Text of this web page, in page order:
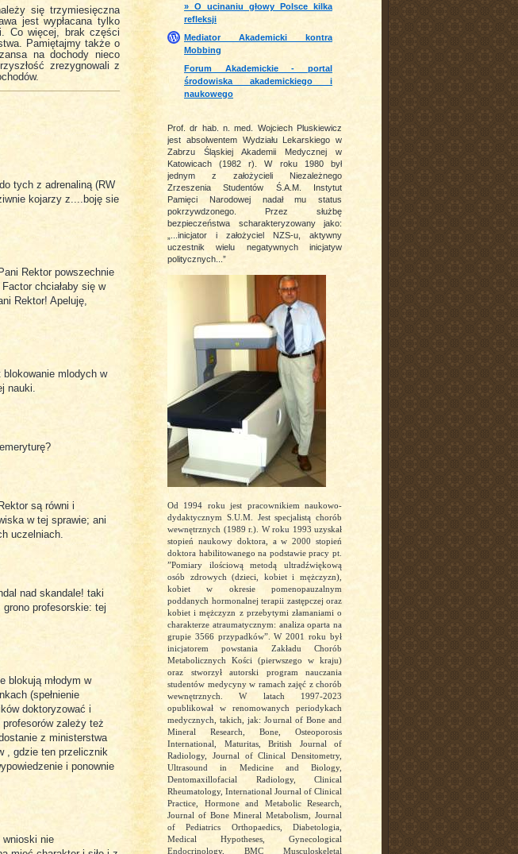
» O ucinaniu głowy Polsce kilka
refleksji
Mediator Akademicki kontra
Mobbing
Forum Akademickie - portal
środowiska akademickiego i
naukowego
Prof. dr hab. n. med. Wojciech Pluskiewicz
jest absolwentem Wydziału Lekarskiego w
Zabrzu Śląskiej Akademii Medycznej w
Katowicach (1982 r). W roku 1980 był
jednym z założycieli Niezależnego
Zrzeszenia Studentów Ś.A.M. Instytut
Pamięci Narodowej nadał mu status
pokrzywdzonego. Przez służbę
bezpieczeństwa scharakteryzowany jako:
„...inicjator i założyciel NZS-u, aktywny
uczestnik wielu negatywnych inicjatyw
politycznych...”
Od 1994 roku jest pracownikiem naukowo-
dydaktycznym S.U.M. Jest specjalistą chorób
wewnętrznych (1989 r.). W roku 1993 uzyskał
stopień naukowy doktora, a w 2000 stopień
doktora habilitowanego na podstawie pracy pt.
”Pomiary ilościową metodą ultradźwiękową
osób zdrowych (dzieci, kobiet i mężczyzn),
kobiet w okresie pomenopauzalnym
poddanych hormonalnej terapii zastępczej oraz
kobiet i mężczyzn z przebytymi złamaniami o
charakterze atraumatycznym: analiza oparta na
grupie 3566 przypadków”. W 2001 roku był
inicjatorem powstania Zakładu Chorób
Metabolicznych Kości (pierwszego w kraju)
oraz stworzył autorski program nauczania
studentów medycyny w ramach zajęć z chorób
wewnętrznych. W latach 1997-2023
opublikował w renomowanych periodykach
medycznych, takich, jak: Journal of Bone and
Mineral Research, Bone, Osteoporosis
International, Maturitas, British Journal of
Radiology, Journal of Clinical Densitometry,
Ultrasound in Medicine and Biology,
Dentomaxillofacial Radiology, Clinical
Rheumatology, International Journal of Clinical
Practice, Hormone and Metabolic Research,
Journal of Bone Mineral Metabolism, Journal
of Pediatrics Orthopaedics, Diabetologia,
Medical Hypotheses, Gynecological
Endocrinology, BMC Musculoskeletal
się trzymiesięczna
jest wypłacana tylko
Co więcej, brak części
Pamiętajmy także o
na dochody nieco
zrezygnowali z
tych z adrenaliną (RW
kojarzy z....boję sie
Rektor powszechnie
chciałaby się w
Rektor! Apeluję,
mlodych w
nauki.
są równi i
w tej sprawie; ani
uczelniach.
nad skandale! taki
profesorskie: tej
blokują młodym w
(spełnienie
doktoryzować i
zależy też
z ministerstwa
, gdzie ten przelicznik
i ponownie
wnioski nie